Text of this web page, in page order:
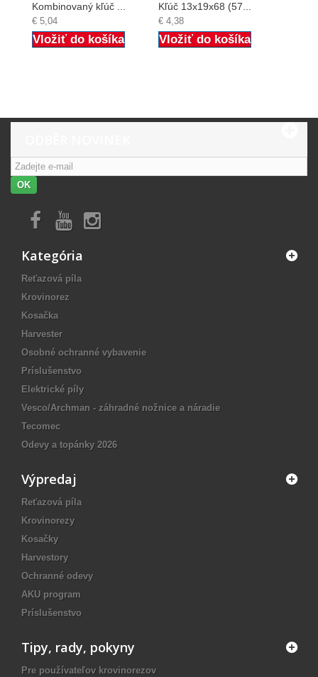
Kombinovaný kľúč ...
€ 5,04
Vložiť do košíka
Kľúč 13x19x68 (57...
€ 4,38
Vložiť do košíka
OK
Kategória
Reťazová píla
Krovinorez
Kosačka
Harvester
Osobné ochranné vybavenie
Príslušenstvo
Elektrické píly
Vesco/Archman - záhradné nožnice a náradie
Tecomec
Odevy a topánky 2026
Výpredaj
Reťazová píla
Krovinorezy
Kosačky
Harvestory
Ochranné odevy
AKU program
Príslušenstvo
Tipy, rady, pokyny
Pre používateľov krovinorezov